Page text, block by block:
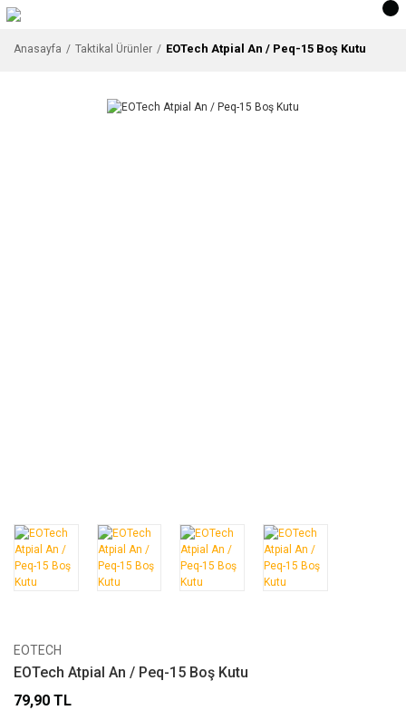
Anasayfa Taktikal Ürünler EOTech Atpial An / Peq-15 Boş Kutu
EOTECH
EOTech Atpial An / Peq-15 Boş Kutu
79,90 TL